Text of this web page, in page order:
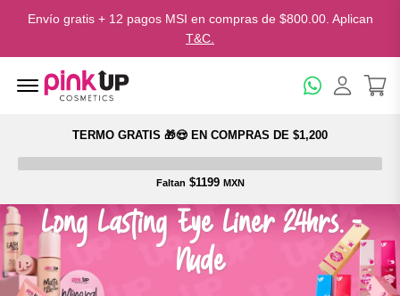
Envío gratis + 12 pagos MSI en compras de $800.00. Aplican
T&C.
Menu Open
TERMO GRATIS 🎁😍 EN COMPRAS DE $1,200
Faltan $1199 MXN
Long Lasting Eye Liner 24hrs. -
Nude